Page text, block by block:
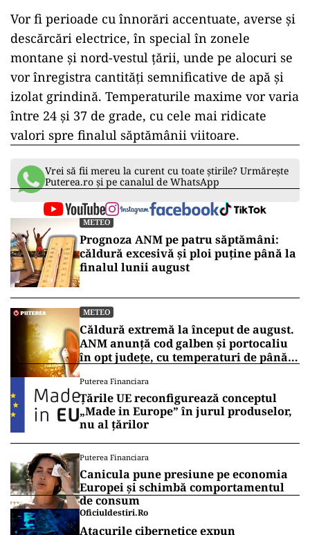
Vor fi perioade cu înnorări accentuate, averse și
descărcări electrice, în special în zonele
montane și nord-vestul țării, unde pe alocuri se
vor înregistra cantități semnificative de apă și
izolat grindină. Temperaturile maxime vor varia
între 24 și 37 de grade, cu cele mai ridicate
valori spre finalul săptămânii viitoare.
Vrei să fii mereu la curent cu toate știrile? Urmărește
Puterea.ro și pe canalul de WhatsApp
METEO
Prognoza ANM pe patru săptămâni:
căldură excesivă și ploi puține până la
finalul lunii august
METEO
Căldură extremă la început de august.
ANM anunță cod galben și portocaliu
în opt județe, cu temperaturi de până
Puterea Financiara
Țările UE reconfigurează conceptul
„Made in Europe” în jurul produselor,
nu al țărilor
Puterea Financiara
Canicula pune presiune pe economia
Europei și schimbă comportamentul
de consum
Oficiuldestiri.ro
Atacurile cibernetice expun